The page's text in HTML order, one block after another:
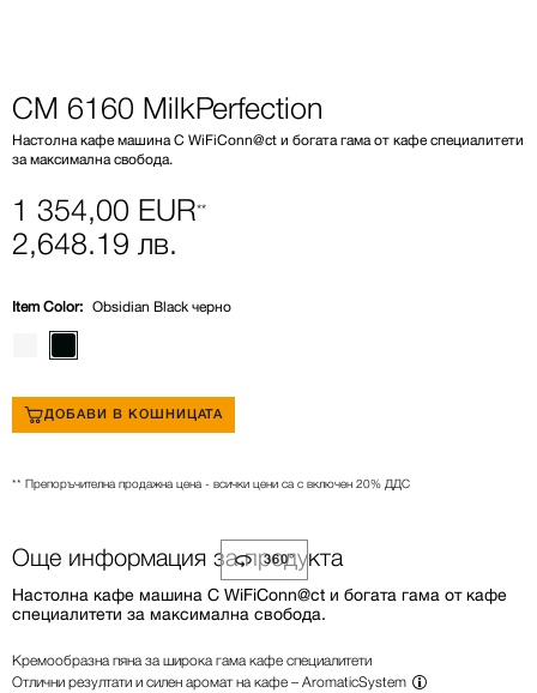
360°
CM 6160 MilkPerfection
Настолна кафе машина С WiFiConn@ct и богата гама от кафе специалитети
за максимална свобода.
1 354,00 EUR**
2,648.19 лв.
Item Color: Obsidian Black черно
ДОБАВИ В КОШНИЦАТА
** Препоръчителна продажна цена - всички цени са с включен 20% ДДС
Още информация за продукта
Настолна кафе машина С WiFiConn@ct и богата гама от кафе
специалитети за максимална свобода.
Кремообразна пяна за широка гама кафе специалитети
Отлични резултати и силен аромат на кафе – AromaticSystem